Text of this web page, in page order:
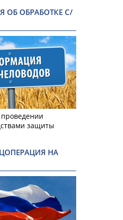
ОБ ОБРАБОТКЕ С/
защиты
НА